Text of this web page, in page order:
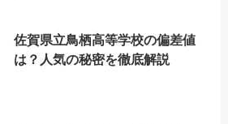
佐賀県立鳥栖高等学校の偏差値
は？人気の秘密を徹底解説